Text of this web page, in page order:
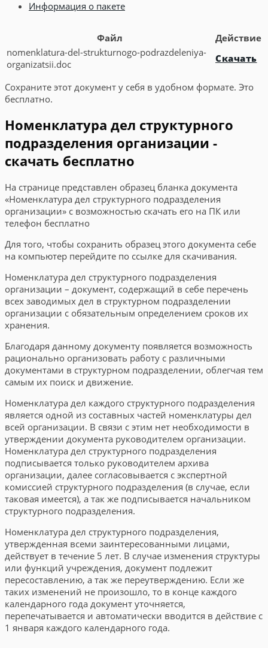
Информация о пакете
Файл
Действие
nomenklatura-del-strukturnogo-podrazdeleniya-
organizatsii.doc
Скачать
Сохраните этот документ у себя в удобном формате. Это
бесплатно.
Номенклатура дел структурного
подразделения организации -
скачать бесплатно
На странице представлен образец бланка документа
«Номенклатура дел структурного подразделения
организации» с возможностью скачать его на ПК или
телефон бесплатно
Для того, чтобы сохранить образец этого документа себе
на компьютер перейдите по ссылке для скачивания.
Номенклатура дел структурного подразделения
организации – документ, содержащий в себе перечень
всех заводимых дел в структурном подразделении
организации с обязательным определением сроков их
хранения.
Благодаря данному документу появляется возможность
рационально организовать работу с различными
документами в структурном подразделении, облегчая тем
самым их поиск и движение.
Номенклатура дел каждого структурного подразделения
является одной из составных частей номенклатуры дел
всей организации. В связи с этим нет необходимости в
утверждении документа руководителем организации.
Номенклатура дел структурного подразделения
подписывается только руководителем архива
организации, далее согласовывается с экспертной
комиссией структурного подразделения (в случае, если
таковая имеется), а так же подписывается начальником
структурного подразделения.
Номенклатура дел структурного подразделения,
утвержденная всеми заинтересованными лицами,
действует в течение 5 лет. В случае изменения структуры
или функций учреждения, документ подлежит
пересоставлению, а так же переутверждению. Если же
таких изменений не произошло, то в конце каждого
календарного года документ уточняется,
перепечатывается и автоматически вводится в действие с
1 января каждого календарного года.